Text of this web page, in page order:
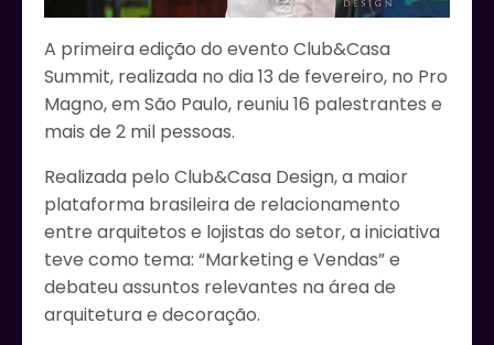
A primeira edição do evento Club&Casa
Summit, realizada no dia 13 de fevereiro, no Pro
Magno, em São Paulo, reuniu 16 palestrantes e
mais de 2 mil pessoas.
Realizada pelo Club&Casa Design, a maior
plataforma brasileira de relacionamento
entre arquitetos e lojistas do setor, a iniciativa
teve como tema: “Marketing e Vendas” e
debateu assuntos relevantes na área de
arquitetura e decoração.